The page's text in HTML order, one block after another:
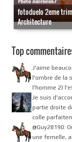
fotoduelo 2eme
Architecture
Top
J'aime
l'ombre de la
l'homme 2)
Je suis
partie droite
colle
@Guy28190:
une femelle,